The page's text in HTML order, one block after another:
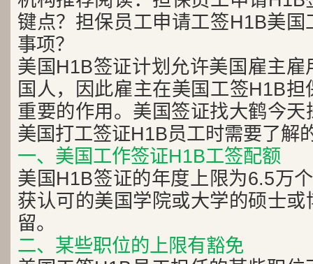
键点？担保员工申请工签H1B美
事项？
美国H1B签证计划允许美国雇主
国人，因此雇主在美国工签H1B
重要的作用。美国签证找大鹤今
美国打工签证H1B员工时需要了解
一、美国工作签证H1B工签配额
美国H1B签证的年度上限为6.5万
获认可的美国学院或大学的硕士
留。
二、某些职位的上限有豁免